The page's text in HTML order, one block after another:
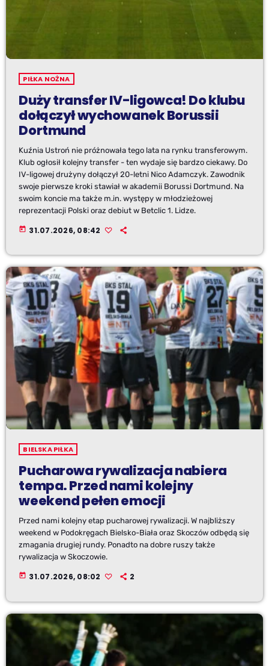
PIŁKA NOŻNA
Duży transfer IV-ligowca! Do klubu
dołączył wychowanek Borussii
Dortmund
Kuźnia Ustroń nie próżnowała tego lata na rynku transferowym.
Klub ogłosił kolejny transfer - ten wydaje się bardzo ciekawy. Do
IV-ligowej drużyny dołączył 20-letni Nico Adamczyk. Zawodnik
swoje pierwsze kroki stawiał w akademii Borussi Dortmund. Na
swoim koncie ma także m.in. występy w młodzieżowej
reprezentacji Polski oraz debiut w Betclic 1. Lidze.
today 31.07.2026, 08:42
BIELSKA PIŁKA
Pucharowa rywalizacja nabiera
tempa. Przed nami kolejny
weekend pełen emocji
Przed nami kolejny etap pucharowej rywalizacji. W najbliższy
weekend w Podokręgach Bielsko-Biała oraz Skoczów odbędą się
zmagania drugiej rundy. Ponadto na dobre ruszy także
rywalizacja w Skoczowie.
today 31.07.2026, 08:02 2